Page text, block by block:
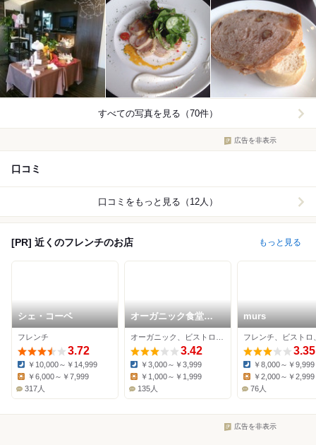
すべての写真を見る（70件）
広告を非表示
口コミ
口コミをもっと見る（12人）
[PR] 近くのフレンチのお店 もっと見る
シェ・コーベ
フレンチ
3.72
Dinner:
￥10,000～￥14,999
￥6,000～￥7,999
317人
オーガニック食堂
Engi
3.42
Dinner:
￥3,000～￥3,999
￥1,000～￥1,999
135人
murs
3.35
Dinner:
￥8,000～￥9,999
Lunch:
￥2,000～￥2,999
76人
広告を非表示